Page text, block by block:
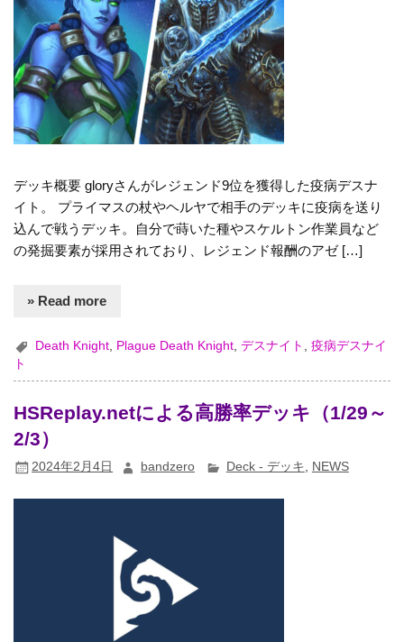
デッキ概要 gloryさんがレジェンド9位を獲得した疫病デスナ
イト。 プライマスの杖やヘルヤで相手のデッキに疫病を送り
込んで戦うデッキ。自分で蒔いた種やスケルトン作業員など
の発掘要素が採用されており、レジェンド報酬のアゼ […]
» Read more
Death Knight Plague Death Knight ,デスナイト ,疫病デスナイ
ト
HSReplay.netによる高勝率デッキ（1/29～
2/3）
2024年2月4日 bandzero Deck - デッキ , NEWS